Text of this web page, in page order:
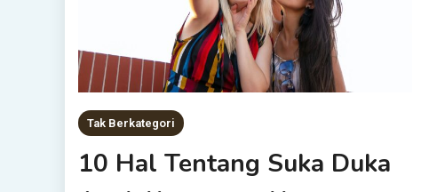
Tak Berkategori
10 Hal Tentang Suka Duka